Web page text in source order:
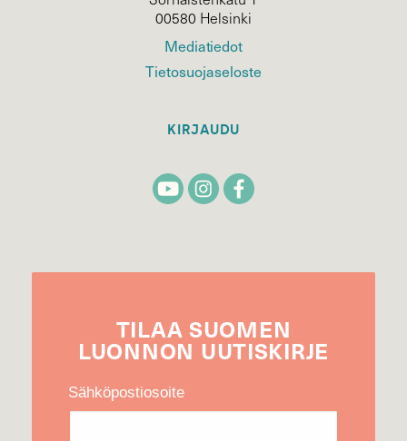
00580 Helsinki
Mediatiedot
Tietosuojaseloste
KIRJAUDU
TILAA SUOMEN
LUONNON UUTIS­KIRJE
Sähköpostiosoite